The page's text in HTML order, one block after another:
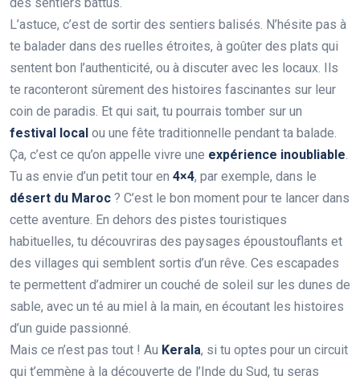
L’astuce, c’est de sortir des sentiers balisés. N’hésite pas à
te balader dans des ruelles étroites, à goûter des plats qui
sentent bon l’authenticité, ou à discuter avec les locaux. Ils
te raconteront sûrement des histoires fascinantes sur leur
coin de paradis. Et qui sait, tu pourrais tomber sur un
festival local ou une fête traditionnelle pendant ta balade.
Ça, c’est ce qu’on appelle vivre une expérience inoubliable
Tu as envie d’un petit tour en 4×4, par exemple, dans le
désert du Maroc ? C’est le bon moment pour te lancer dans
cette aventure. En dehors des pistes touristiques
habituelles, tu découvriras des paysages époustouflants et
des villages qui semblent sortis d’un rêve. Ces escapades
te permettent d’admirer un couché de soleil sur les dunes de
sable, avec un té au miel à la main, en écoutant les histoires
d’un guide passionné.
Mais ce n’est pas tout ! Au Kerala, si tu optes pour un circuit
qui t’emmène à la découverte de l’Inde du Sud, tu seras